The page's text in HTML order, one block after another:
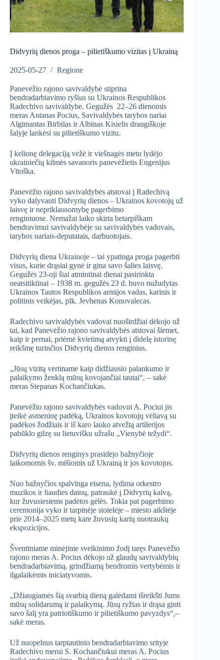
Didvyrių dienos proga – pilietiškumo vizitas į Ukrainą
2025-05-27 Regione
Panevėžio rajono savivaldybė stiprina
bendradarbiavimo ryšius su Ukrainos Respublikos
Radechivo savivaldybe. Gegužės 22–26 dienomis
meras Antanas Pocius, Savivaldybės tarybos nariai
Algimantas Birbilas ir Albinas Kisielis draugiškoje
šalyje lankėsi su pilietiškumo vizitu.
Į kelionę delegaciją vežė ir viešnagės metu lydėjo
ukrainiečių kilmės savanoris panevėžietis Eugenijus
Vitoška.
Panevėžio rajono savivaldybės atstovai į Radechivą
vyko dalyvauti Didvyrių dienos – Ukrainos kovotojų už
laisvę ir nepriklausomybę pagerbimo
renginiuose. Nemažai laiko skirta betarpiškam
bendravimui savivaldybėje su savivaldybės vadovais,
tarybos nariais-deputatais, darbuotojais.
Didvyrių diena Ukrainoje – tai ypatinga proga pagerbti
visus, kurie drąsiai gynė ir gina savo šalies laisvę.
Gegužės 23-oji šiai atmintinai dienai pasirinkta
neatsitiktinai – 1938 m. gegužės 23 d. buvo nužudytas
Ukrainos Tautos Respublikos armijos vadas, karinis ir
politinis veikėjas, plk. Jevhenas Konovalecas.
Radechivo savivaldybės vadovai nuoširdžiai dėkojo už
tai, kad Panevėžio rajono savivaldybės atstovai šiemet,
kaip ir pernai, priėmė kvietimą atvykti į didelę istorinę
reikšmę turinčios Didvyrių dienos renginius.
„Jūsų vizitą vertiname kaip didžiausio palankumo ir
palaikymo ženklą mūsų kovojančiai tautai“, – sakė
meras Stepanas Kochančiukas.
Panevėžio rajono savivaldybės vadovui A. Pociui jis
įteikė asmeninę padėką, Ukrainos kovotojų vėliavą su
padėkos žodžiais ir iš karo lauko atvežtą artilerijos
pabūklo gilzę su lietuvišku užrašu „Vienybė težydi“.
Didvyrių dienos renginys prasidėjo bažnyčioje
laikomomis šv. mišiomis už Ukrainą ir jos kovotojus.
Nuo bažnyčios spalvinga eisena, lydima orkestro
muzikos ir liaudies dainų, patraukė į Didvyrių kalvą,
kur žuvusiesiems padėtos gėlės. Tokia pat pagerbimo
ceremonija vyko ir tarpinėje stotelėje – miesto aikštėje
prie 2014–2025 metų kare žuvusių karių nuotraukų
ekspozicijos.
Šventiniame minėjime sveikinimo žodį taręs Panevėžio
rajono meras A. Pocius dėkojo už glaudų savivaldybių
bendradarbiavimą, grindžiamą bendromis vertybėmis ir
ilgalaikėmis iniciatyvomis.
„Džiaugiamės šią svarbią dieną galėdami išreikšti Jums
mūsų solidarumą ir palaikymą. Jūsų ryžtas ir drąsa ginti
savo šalį yra patriotiškumo ir pilietiškumo pavyzdys“ ,–
sakė meras.
Už nuopelnus tarptautinio bendradarbiavimo srityje
Radechivo merui S. Kochančiukui meras A. Pocius